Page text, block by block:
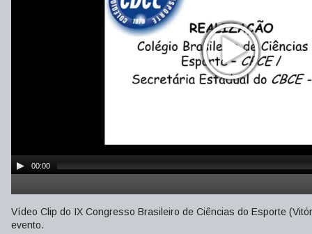
00:00
Vídeo Clip do IX Congresso Brasileiro de Ciências do Esporte
evento.